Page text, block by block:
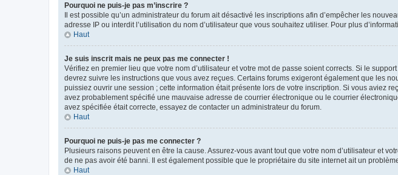
Pourquoi ne puis-je pas m’inscrire ?
Il est possible qu’un administrateur du forum ait désactivé les inscriptions afin d’empêcher les
adresse IP ou interdit l’utilisation du nom d’utilisateur que vous souhaitez utiliser. Pour plus
Haut
Je suis inscrit mais ne peux pas me connecter !
Vérifiez en premier lieu que votre nom d’utilisateur et votre mot de passe soient corrects. Si le
devrez suivre les instructions que vous avez reçues. Certains forums exigeront également que les
puissiez ouvrir une session ; cette information était présente lors de votre inscription. Si vous aviez
avez probablement spécifié une mauvaise adresse de courrier électronique ou le courrier
avez spécifiée était correcte, essayez de contacter un administrateur du forum.
Haut
Pourquoi ne puis-je pas me connecter ?
Plusieurs raisons peuvent en être la cause. Assurez-vous avant tout que votre nom d’utilisateur et
de ne pas avoir été banni. Il est également possible que le propriétaire du site internet ait un
Haut